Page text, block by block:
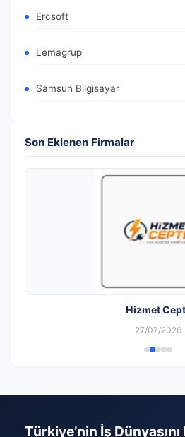
Ercsoft
Lemagrup
Samsun Bilgisayar
Son Eklenen Firmalar
Hizmet
27/07/2026
Türkiye’nin İş